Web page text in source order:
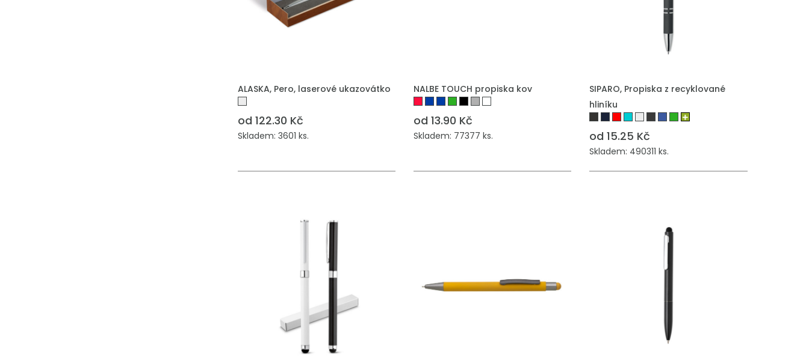
ALASKA, Pero, laserové ukazovátko
od 122.30 Kč
Skladem: 3601 ks.
NALBE TOUCH propiska kov
od 13.90 Kč
Skladem: 77377 ks.
SIPARO, Propiska z recyklované
hliníku
od 15.25 Kč
Skladem: 490311 ks.